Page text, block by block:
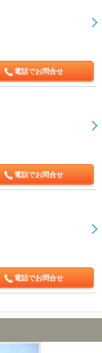
電話でお問合せ
電話でお問合せ
電話でお問合せ